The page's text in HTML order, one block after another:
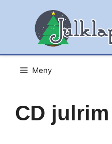
Meny
CD julrim